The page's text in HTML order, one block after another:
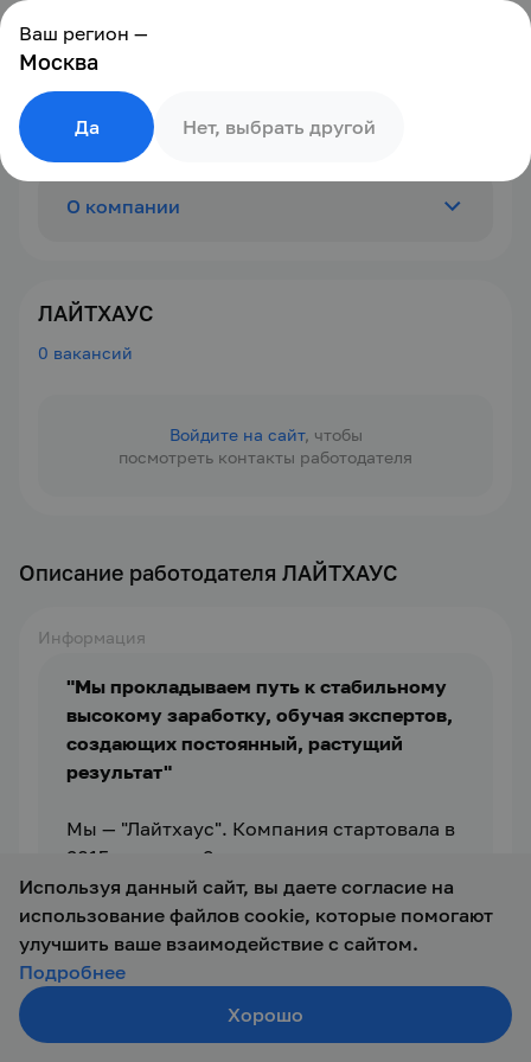
ЛАЙТХАУС
0 вакансий
Войдите на сайт, чтобы
посмотреть контакты работодателя
О компании
Описание работодателя ЛАЙТХАУС
Информация
"Мы прокладываем путь к стабильному
высокому заработку, обучая экспертов,
создающих постоянный, растущий
результат"
Мы — "Лайтхаус". Компания стартовала в
2015 году и за 9 лет мы
собрали команду профессионалов (более
100 экспертов в сфере недвижимости),
создали самую большую партнерскую
сеть в России, регулярно
старте крупных проектов (Догма,
— инвесторы, семьи, люди
Используя данный сайт, вы даете согласие на
использование файлов cookie, которые помогают
улучшить ваше взаимодействие с сайтом.
Подробнее
Хорошо
Ваш регион —
Москва
Нет, выбрать другой
Да